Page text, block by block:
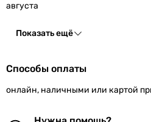
августа
Показать ещё
Способы оплаты
онлайн, наличными или картой